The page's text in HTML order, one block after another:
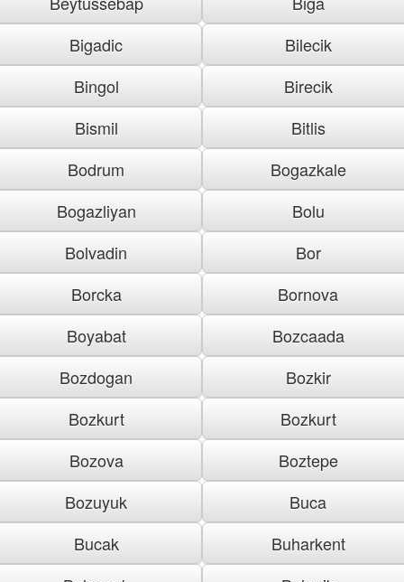
Bigadic
Bilecik
Bingol
Birecik
Bismil
Bitlis
Bodrum
Bogazkale
Bogazliyan
Bolu
Bolvadin
Bor
Borcka
Bornova
Boyabat
Bozcaada
Bozdogan
Bozkir
Bozkurt
Bozkurt
Bozova
Boztepe
Bozuyuk
Buca
Bucak
Buharkent